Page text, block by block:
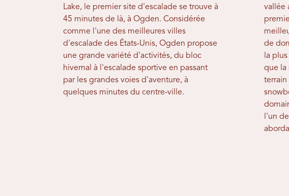
Lake, le premier site d'escalade se trouve à
45 minutes de là, à Ogden. Considérée
comme l'une des meilleures villes
d'escalade des États-Unis, Ogden propose
une grande variété d'activités, du bloc
hivernal à l'escalade sportive en passant
par les grandes voies d'aventure, à
quelques minutes du centre-ville.
vallée
de
la
que la
terrain
l'un